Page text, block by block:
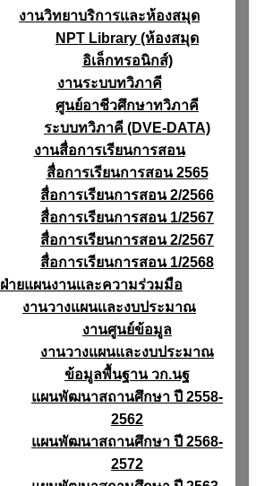
งานวิทยาบริการเเละห้องสมุด
NPT Library (ห้องสมุด
อิเล็กทรอนิกส์)
งานระบบทวิภาคี
ศูนย์อาชีวศึกษาทวิภาคี
ระบบทวิภาคี (DVE-DATA)
งานสื่อการเรียนการสอน
สื่อการเรียนการสอน 2565
สื่อการเรียนการสอน 2/2566
สื่อการเรียนการสอน 1/2567
สื่อการเรียนการสอน 2/2567
สื่อการเรียนการสอน 1/2568
ฝ่ายแผนงานเเละความร่วมมือ
งานวางแผนเเละงบประมาณ
งานศูนย์ข้อมูล
งานวางแผนและงบประมาณ
ข้อมูลพื้นฐาน วก.นฐ
แผนพัฒนาสถานศึกษา ปี 2558-
2562
แผนพัฒนาสถานศึกษา ปี 2568-
2572